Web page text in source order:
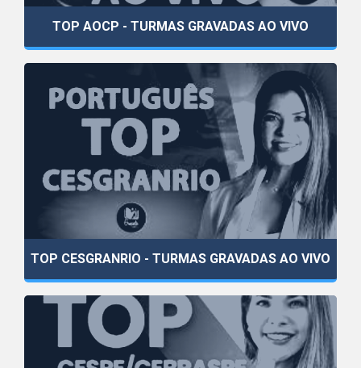
TOP AOCP - TURMAS GRAVADAS AO VIVO
TOP CESGRANRIO - TURMAS GRAVADAS AO VIVO